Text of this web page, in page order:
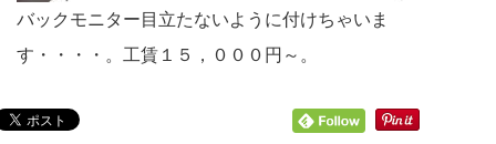
バックモニター目立たないように付けちゃいま
す・・・・。工賃１５，０００円～。